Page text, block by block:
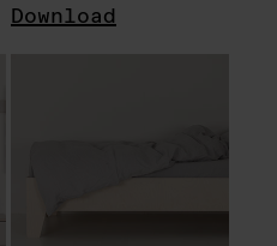
Download